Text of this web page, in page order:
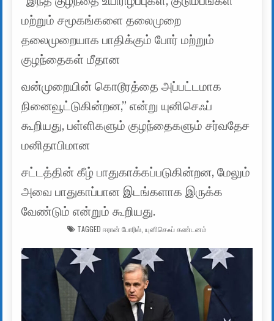
மற்றும் சமூகங்களை தலைமுறை
தலைமுறையாக பாதிக்கும் போர் மற்றும்
குழந்தைகள் மீதான
வன்முறையின் கொடூரத்தை அப்பட்டமாக
நினைவூட்டுகின்றன,” என்று யுனிசெஃப்
கூறியது, பள்ளிகளும் குழந்தைகளும் சர்வதேச
மனிதாபிமான
சட்டத்தின் கீழ் பாதுகாக்கப்படுகின்றன, மேலும்
அவை பாதுகாப்பான இடங்களாக இருக்க
வேண்டும் என்றும் கூறியது.
TAGGED ஈரான் போரில் யுனிசெஃப் கண்டனம்